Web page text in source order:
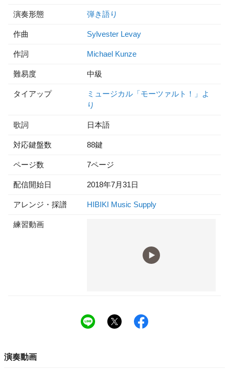
演奏形態 弾き語り
作曲 Sylvester Levay
作詞 Michael Kunze
難易度 中級
タイアップ
ミュージカル「モーツァルト！」よ
り
歌詞 日本語
対応鍵盤数 88鍵
ページ数 7ページ
配信開始日 2018年7月31日
アレンジ・採譜 HIBIKI Music Supply
練習動画
演奏動画